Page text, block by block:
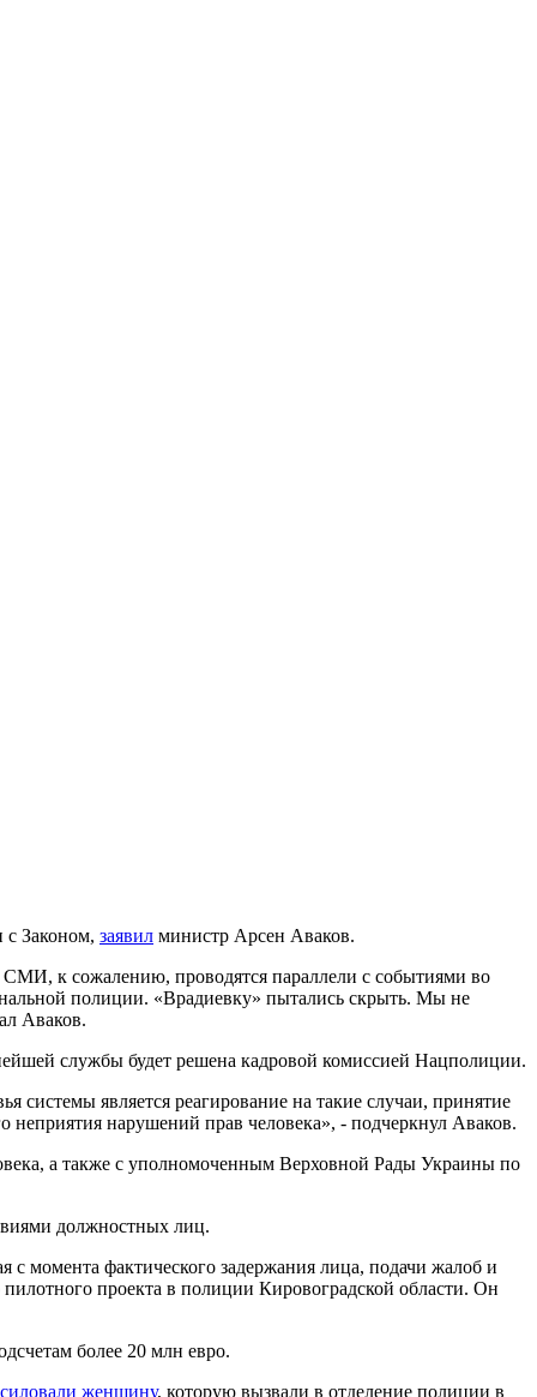
Законом, заявил министр Арсен Аваков.
к сожалению, проводятся параллели с событиями во
полиции. «Врадиевку» пытались скрыть. Мы не
Аваков.
службы будет решена кадровой комиссией Нацполиции.
является реагирование на такие случаи, принятие
нарушений прав человека», - подчеркнул Аваков.
а также с уполномоченным Верховной Рады Украины по
должностных лиц.
момента фактического задержания лица, подачи жалоб и
проекта в полиции Кировоградской области. Он
более 20 млн евро.
женщину, которую вызвали в отделение полиции в